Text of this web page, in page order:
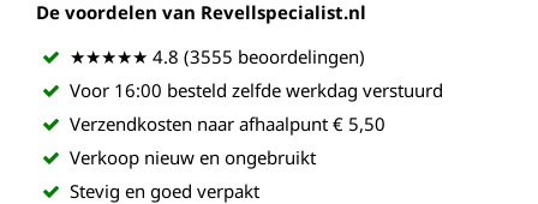
De voordelen van Revellspecialist.nl
★★★★★ 4.8 (3555 beoordelingen)
Voor 16:00 besteld zelfde werkdag verstuurd
Verzendkosten naar afhaalpunt € 5,50
Verkoop nieuw en ongebruikt
Stevig en goed verpakt